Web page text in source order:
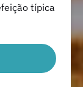
típica